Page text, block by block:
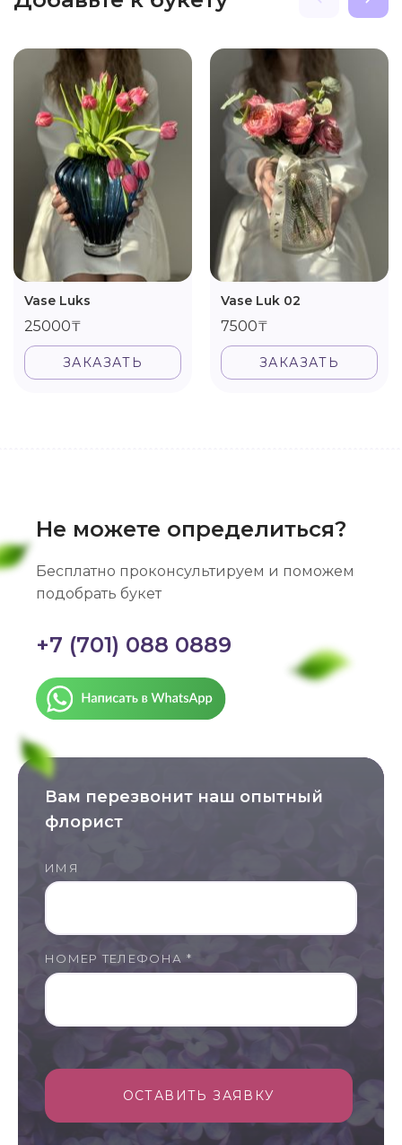
Vase Luks
25000₸
ЗАКАЗАТЬ
Vase Luk 02
7500₸
ЗАКАЗАТЬ
Не можете определиться?
Бесплатно проконсультируем и поможем
подобрать букет
+7 (701) 088 0889
Вам перезвонит наш опытный
флорист
ИМЯ
НОМЕР ТЕЛЕФОНА *
ОСТАВИТЬ ЗАЯВКУ